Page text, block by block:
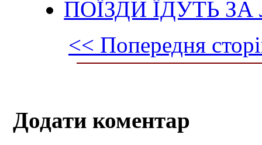
ПОЇЗДИ ЇДУТЬ
<< Попередня
Додати коментар